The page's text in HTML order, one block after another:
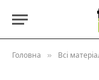
Головна » Всі